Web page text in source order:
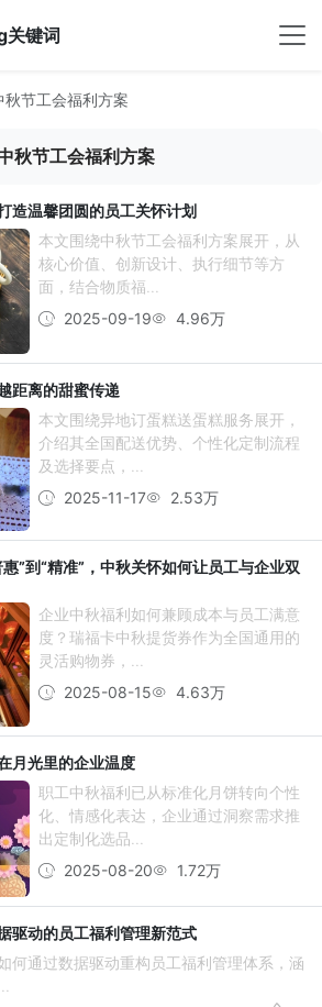
关键词
秋节工会福利方案
秋节工会福利方案
造温馨团圆的员工关怀计划
本文围绕中秋节工会福利方案展开，从
核心价值、创新设计、执行细节等方
面，结合物质福...
2025-09-19
4.96万
距离的甜蜜传递
本文围绕异地订蛋糕送蛋糕服务展开，
介绍其全国配送优势、个性化定制流程
及选择要点，...
2025-11-17
2.53万
”到“精准”，中秋关怀如何让员工与企业双
企业中秋福利如何兼顾成本与员工满意
度？瑞福卡中秋提货券作为全国通用的
灵活购物券，...
2025-08-15
4.63万
月光里的企业温度
职工中秋福利已从标准化月饼转向个性
化、情感化表达，企业通过洞察需求推
出定制化选品...
2025-08-20
1.72万
驱动的员工福利管理新范式
何通过数据驱动重构员工福利管理体系，涵